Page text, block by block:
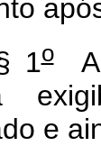
oA
e